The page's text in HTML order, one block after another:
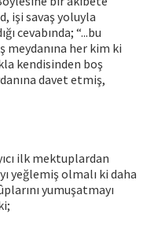
işi savaş yoluyla
cevabında; “...bu
her kim ki
kendisinden boş
davet etmiş,
ilk mektuplardan
yeğlemiş olmalı ki daha
yumuşatmayı